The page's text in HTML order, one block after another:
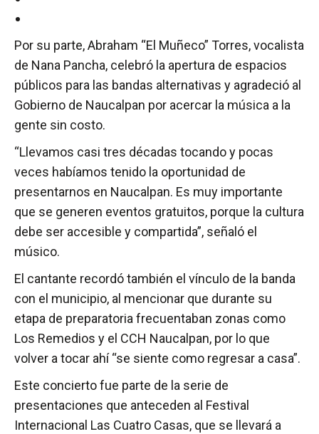
Por su parte, Abraham “El Muñeco” Torres, vocalista
de Nana Pancha, celebró la apertura de espacios
públicos para las bandas alternativas y agradeció al
Gobierno de Naucalpan por acercar la música a la
gente sin costo.
“Llevamos casi tres décadas tocando y pocas
veces habíamos tenido la oportunidad de
presentarnos en Naucalpan. Es muy importante
que se generen eventos gratuitos, porque la cultura
debe ser accesible y compartida”, señaló el
músico.
El cantante recordó también el vínculo de la banda
con el municipio, al mencionar que durante su
etapa de preparatoria frecuentaban zonas como
Los Remedios y el CCH Naucalpan, por lo que
volver a tocar ahí “se siente como regresar a casa”.
Este concierto fue parte de la serie de
presentaciones que anteceden al Festival
Internacional Las Cuatro Casas, que se llevará a